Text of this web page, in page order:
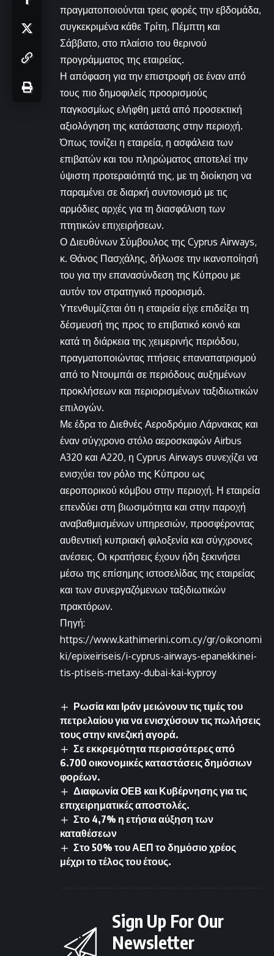
πραγματοποιούνται τρεις φορές την εβδομάδα,
συγκεκριμένα κάθε Τρίτη, Πέμπτη και
Σάββατο, στο πλαίσιο του θερινού
προγράμματος της εταιρείας.
Η απόφαση για την επιστροφή σε έναν από
τους πιο δημοφιλείς προορισμούς
παγκοσμίως ελήφθη μετά από προσεκτική
αξιολόγηση της κατάστασης στην περιοχή.
Όπως τονίζει η εταιρεία, η ασφάλεια των
επιβατών και του πληρώματος αποτελεί την
ύψιστη προτεραιότητά της, με τη διοίκηση να
παραμένει σε διαρκή συντονισμό με τις
αρμόδιες αρχές για τη διασφάλιση των
πτητικών επιχειρήσεων.
Ο Διευθύνων Σύμβουλος της Cyprus Airways,
κ. Θάνος Πασχάλης, δήλωσε την ικανοποίησή
του για την επανασύνδεση της Κύπρου με
αυτόν τον στρατηγικό προορισμό.
Υπενθυμίζεται ότι η εταιρεία είχε επιδείξει τη
δέσμευσή της προς το επιβατικό κοινό και
κατά τη διάρκεια της χειμερινής περιόδου,
πραγματοποιώντας πτήσεις επαναπατρισμού
από το Ντουμπάι σε περιόδους αυξημένων
προκλήσεων και περιορισμένων ταξιδιωτικών
επιλογών.
Με έδρα το Διεθνές Αεροδρόμιο Λάρνακας και
έναν σύγχρονο στόλο αεροσκαφών Airbus
A320 και A220, η Cyprus Airways συνεχίζει να
ενισχύει τον ρόλο της Κύπρου ως
αεροπορικού κόμβου στην περιοχή. Η εταιρεία
επενδύει στη βιωσιμότητα και στην παροχή
αναβαθμισμένων υπηρεσιών, προσφέροντας
αυθεντική κυπριακή φιλοξενία και σύγχρονες
ανέσεις. Οι κρατήσεις έχουν ήδη ξεκινήσει
μέσω της επίσημης ιστοσελίδας της εταιρείας
και των συνεργαζόμενων ταξιδιωτικών
πρακτόρων.
Πηγή:
https://www.kathimerini.com.cy/gr/oikonomi
ki/epixeiriseis/i-cyprus-airways-epanekkinei-
tis-ptiseis-metaxy-dubai-kai-kyproy
Ρωσία και Ιράν μειώνουν τις τιμές του
πετρελαίου για να ενισχύσουν τις πωλήσεις
τους στην κινεζική αγορά.
Σε εκκρεμότητα περισσότερες από
6.700 οικονομικές καταστάσεις δημόσιων
φορέων.
Διαφωνία ΟΕΒ και Κυβέρνησης για τις
επιχειρηματικές αποστολές.
Στο 4,7% η ετήσια αύξηση των
καταθέσεων
Στο 50% του ΑΕΠ το δημόσιο χρέος
μέχρι το τέλος του έτους.
Sign Up For Our
Newsletter